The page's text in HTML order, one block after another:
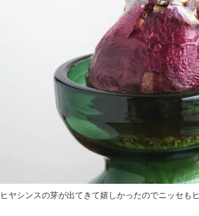
ヒヤシンスの芽が出てきて嬉しかったのでニッセも